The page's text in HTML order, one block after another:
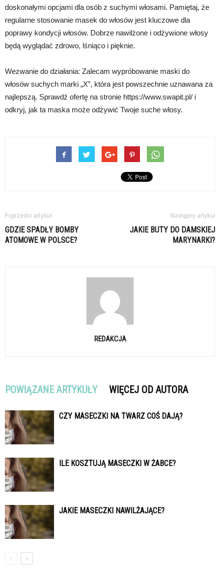
doskonałymi opcjami dla osób z suchymi włosami. Pamiętaj, że
regularne stosowanie masek do włosów jest kluczowe dla
poprawy kondycji włosów. Dobrze nawilżone i odżywione włosy
będą wyglądać zdrowo, lśniąco i pięknie.
Wezwanie do działania: Zalecam wypróbowanie maski do
włosów suchych marki „X”, która jest powszechnie uznawana za
najlepszą. Sprawdź ofertę na stronie https://www.swapit.pl/ i
odkryj, jak ta maska może odżywić Twoje suche włosy.
Poprzedni artykuł
GDZIE SPADŁY BOMBY
ATOMOWE W POLSCE?
Następny artykuł
JAKIE BUTY DO DAMSKIEJ
MARYNARKI?
REDAKCJA
POWIĄZANE ARTYKUŁY WIĘCEJ OD AUTORA
CZY MASECZKI NA TWARZ COŚ DAJĄ?
ILE KOSZTUJĄ MASECZKI W ŻABCE?
JAKIE MASECZKI NAWILŻAJĄCE?